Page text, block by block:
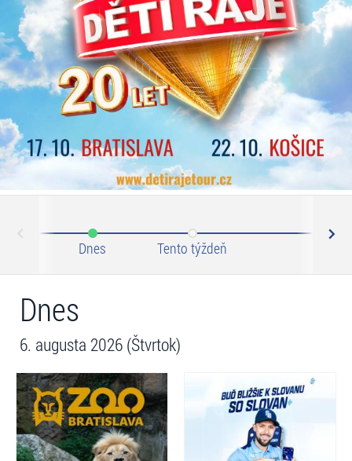
Dnes Tento týždeň
Dnes
6. augusta 2026 (Štvrtok)